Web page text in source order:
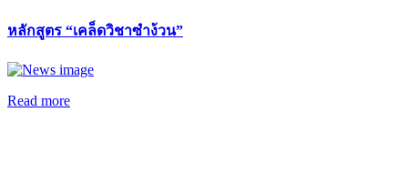
หลักสูตร “เคล็ดวิชาซำง้วน”
Read more